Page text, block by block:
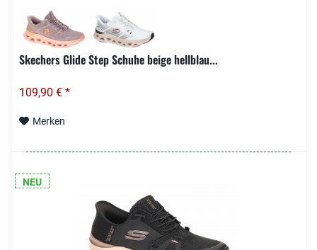
Skechers Glide Step Schuhe beige hellblau...
109,90 € *
Merken
NEU